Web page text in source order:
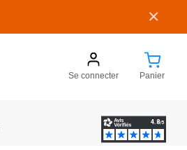
×
Se connecter Panier